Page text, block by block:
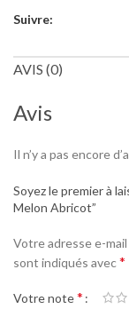
Suivre:
AVIS (0)
Avis
Il n’y a pas encore
Soyez le premier à
Melon Abricot”
Votre adresse e-
sont indiqués avec*
Votre note*